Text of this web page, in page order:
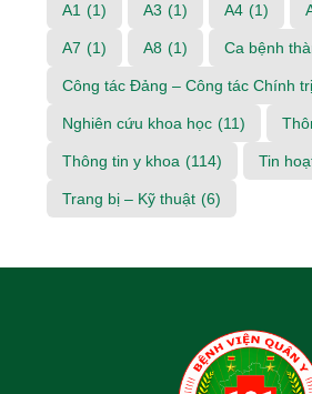
A1 (1) A3 (1) A4 (1)
A7 (1) A8 (1) Ca bệnh
Công tác Đảng – Công tác Chính trị
Nghiên cứu khoa học (11)
Thông tin y khoa (114) Tin
Trang bị – Kỹ thuật (6)